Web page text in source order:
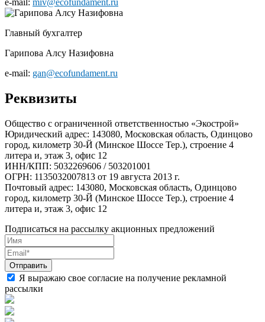
Главный бухгалтер
Гарипова Алсу Назифовна
e-mail: gan@ecofundament.ru
Реквизиты
Общество с ограниченной ответственностью «Экострой»
Юридический адрес: 143080, Московская область, Одинцово
город, километр 30-Й (Минское Шоссе Тер.), строение 4
литера и, этаж 3, офис 12
ИНН/КПП: 5032269606 / 503201001
ОГРН: 1135032007813 от 19 августа 2013 г.
Почтовый адрес: 143080, Московская область, Одинцово
город, километр 30-Й (Минское Шоссе Тер.), строение 4
литера и, этаж 3, офис 12
Подписаться на рассылку акционных предложений
Я выражаю свое согласие на получение рекламной
рассылки